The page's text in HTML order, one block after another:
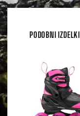
PODOBNI IZDELKI